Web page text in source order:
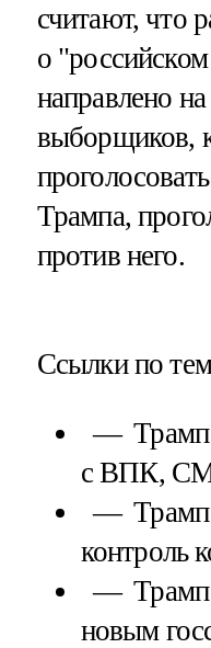
считают, что
о
направлено
выборщиков,
Трампа,
против него.
Ссылки по
с ВПК,
контроль
новым